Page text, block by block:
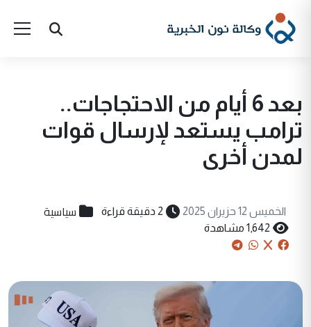
بعد 6 أيام من الاحتجاجات..
ترامب يستعد لإرسال قوات
لمدن أخرى
الخميس 12 حزيران 2025 2 دقيقة قراءة سياسية
1,642 مشاهدة